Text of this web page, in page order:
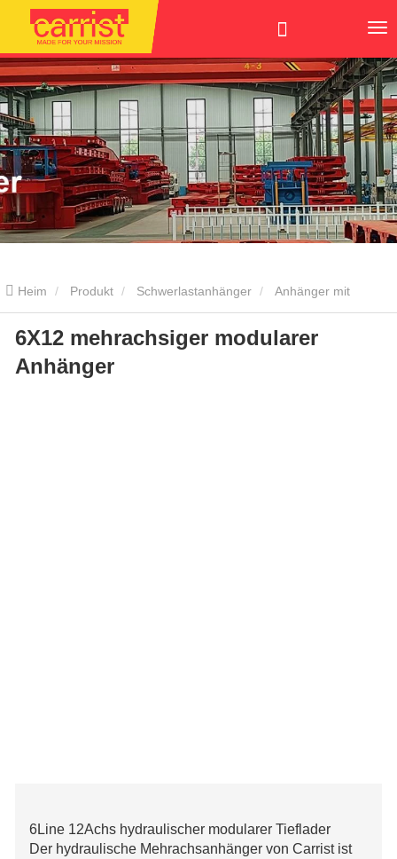
Heim Produkt Schwerlastanhänger Anhänger mit
hydraulischer Achse 6X12 mehrachsiger modularer Anhänger
6X12 mehrachsiger modularer
Anhänger
6Line 12Achs hydraulischer modularer Tieflader
Der hydraulische Mehrachsanhänger von Carrist ist